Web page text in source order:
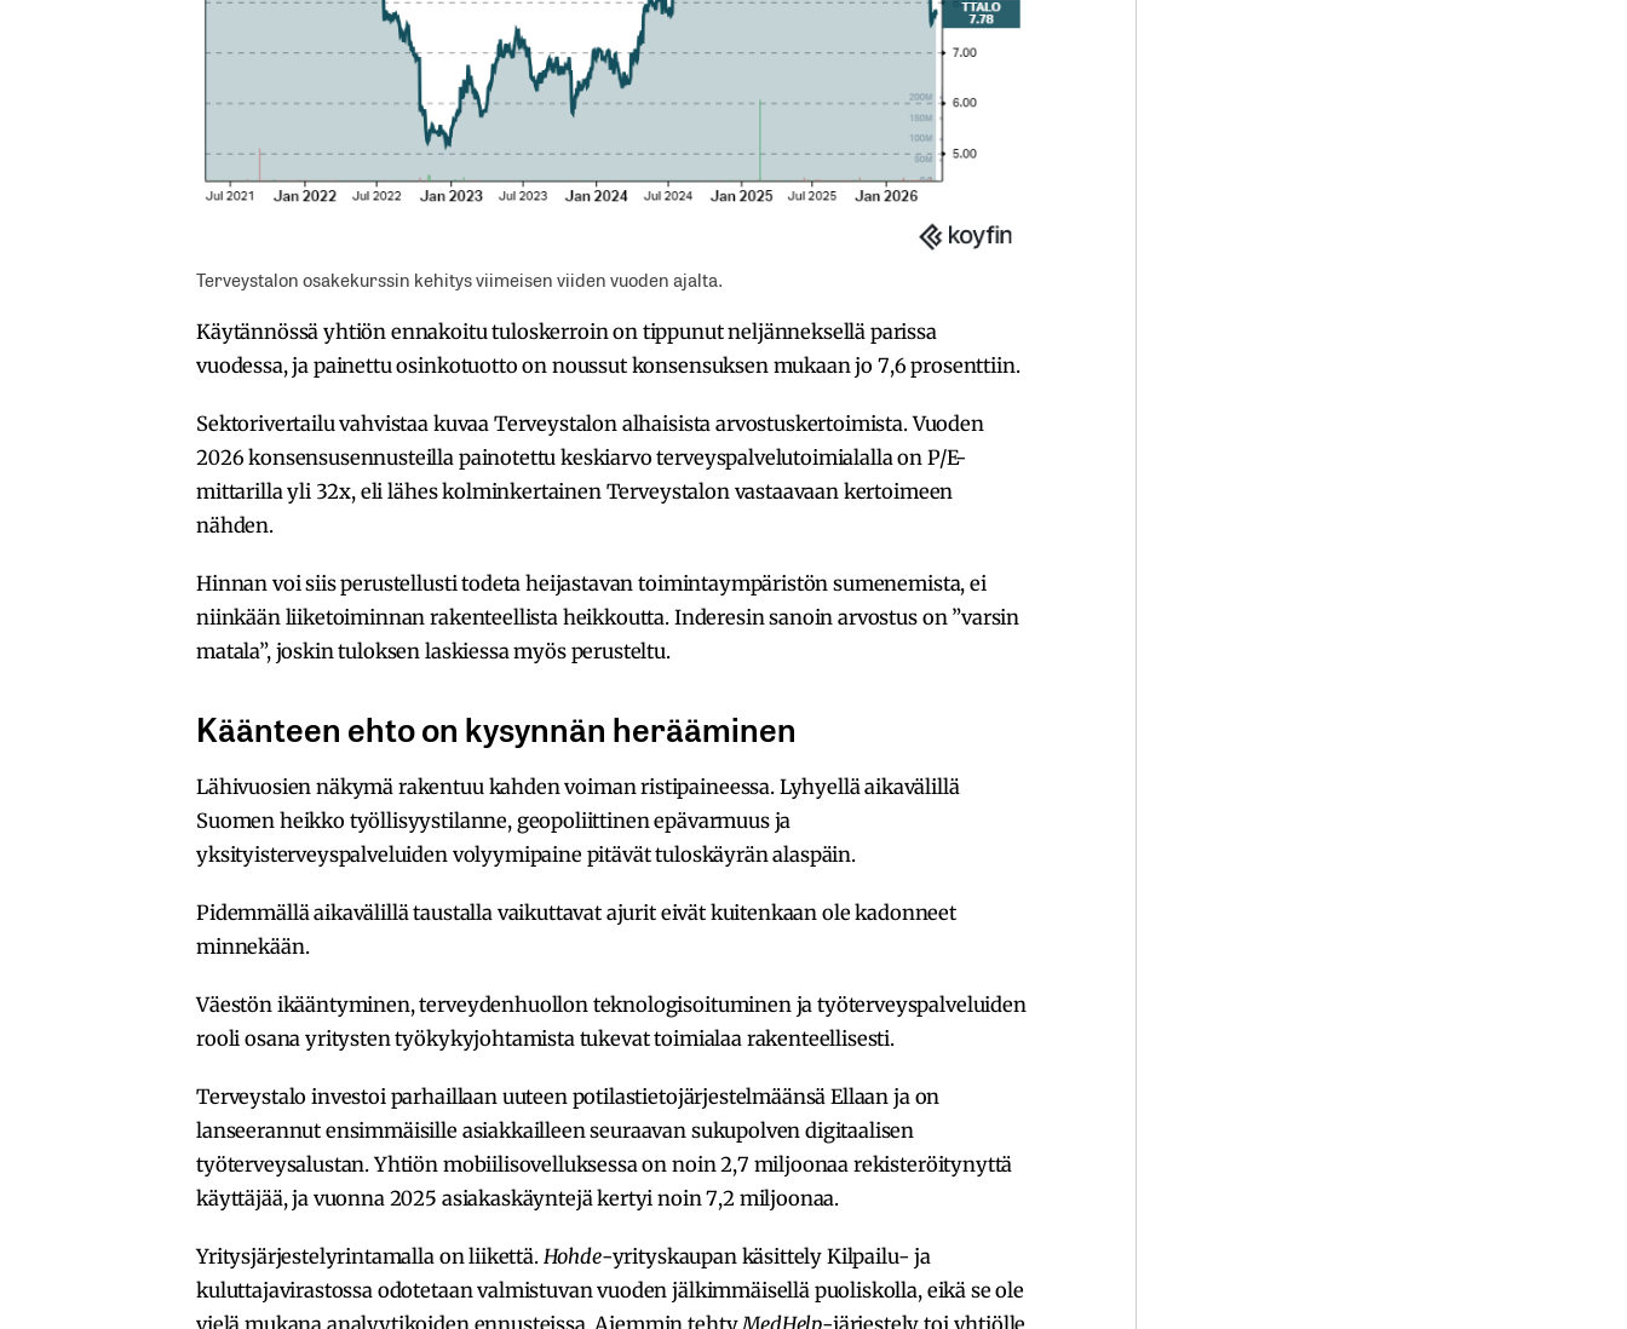
Terveystalon osakekurssin kehitys viimeisen viiden vuoden ajalta.
Käytännössä yhtiön ennakoitu tuloskerroin on tippunut neljänneksellä parissa
vuodessa, ja painettu osinkotuotto on noussut konsensuksen mukaan jo 7,6 prosenttiin.
Sektorivertailu vahvistaa kuvaa Terveystalon alhaisista arvostuskertoimista. Vuoden
2026 konsensusennusteilla painotettu keskiarvo terveyspalvelutoimialalla on P/E-
mittarilla yli 32x, eli lähes kolminkertainen Terveystalon vastaavaan kertoimeen
nähden.
Hinnan voi siis perustellusti todeta heijastavan toimintaympäristön sumenemista, ei
niinkään liiketoiminnan rakenteellista heikkoutta. Inderesin sanoin arvostus on ”varsin
matala”, joskin tuloksen laskiessa myös perusteltu.
Käänteen ehto on kysynnän herääminen
Lähivuosien näkymä rakentuu kahden voiman ristipaineessa. Lyhyellä aikavälillä
Suomen heikko työllisyystilanne, geopoliittinen epävarmuus ja
yksityisterveyspalveluiden volyymipaine pitävät tuloskäyrän alaspäin.
Pidemmällä aikavälillä taustalla vaikuttavat ajurit eivät kuitenkaan ole kadonneet
minnekään.
Väestön ikääntyminen, terveydenhuollon teknologisoituminen ja työterveyspalveluiden
rooli osana yritysten työkykyjohtamista tukevat toimialaa rakenteellisesti.
Terveystalo investoi parhaillaan uuteen potilastietojärjestelmäänsä Ellaan ja on
lanseerannut ensimmäisille asiakkailleen seuraavan sukupolven digitaalisen
työterveysalustan. Yhtiön mobiilisovelluksessa on noin 2,7 miljoonaa rekisteröitynyttä
käyttäjää, ja vuonna 2025 asiakaskäyntejä kertyi noin 7,2 miljoonaa.
Yritysjärjestelyrintamalla on liikettä. Hohde-yrityskaupan käsittely Kilpailu- ja
kuluttajavirastossa odotetaan valmistuvan vuoden jälkimmäisellä puoliskolla, eikä se ole
vielä mukana analyytikoiden ennusteissa. Aiemmin tehty MedHelp-järjestely toi yhtiölle